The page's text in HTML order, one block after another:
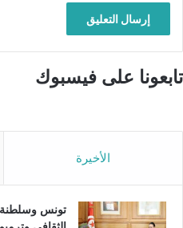
تابعونا على فيسبوك
الأخيرة
تونس وسلطنة